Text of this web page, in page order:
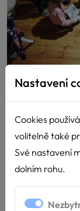
Nastavení
Cookies
volitelně také
Své nastavení
dolním rohu.